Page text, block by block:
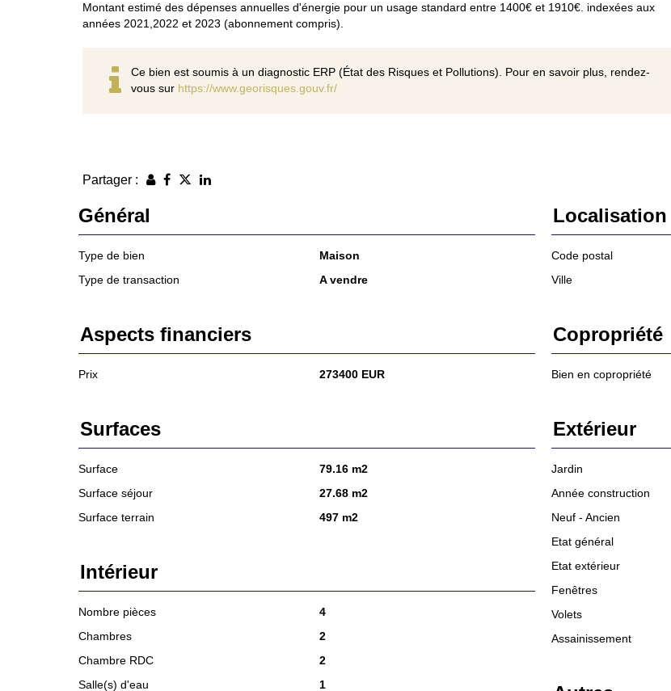
Montant estimé des dépenses annuelles d'énergie pour un usage standard entre 1400€ et 1910€. indexées aux
années 2021,2022 et 2023 (abonnement compris).
Ce bien est soumis à un diagnostic ERP (État des Risques et Pollutions). Pour en savoir plus, rendez-
vous sur https://www.georisques.gouv.fr/
Partager :
Général
Type de bien
Maison
Type de transaction
A vendre
Localisation
Code postal
Ville
Aspects financiers
Prix 273400 EUR
Copropriété
Bien en copropriété
Surfaces
Surface
79.16 m2
Surface séjour
27.68 m2
Surface terrain
497 m2
Extérieur
Jardin
Année construction
Neuf - Ancien
Etat général
Etat extérieur
Fenêtres
Volets
Assainissement
Intérieur
Nombre pièces
4
Chambres
2
Chambre RDC
2
Salle(s) d'eau
1